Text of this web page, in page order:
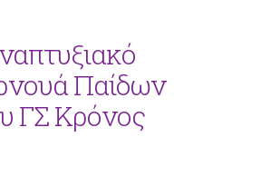
Παίδων
ΓΣ Κρόνος